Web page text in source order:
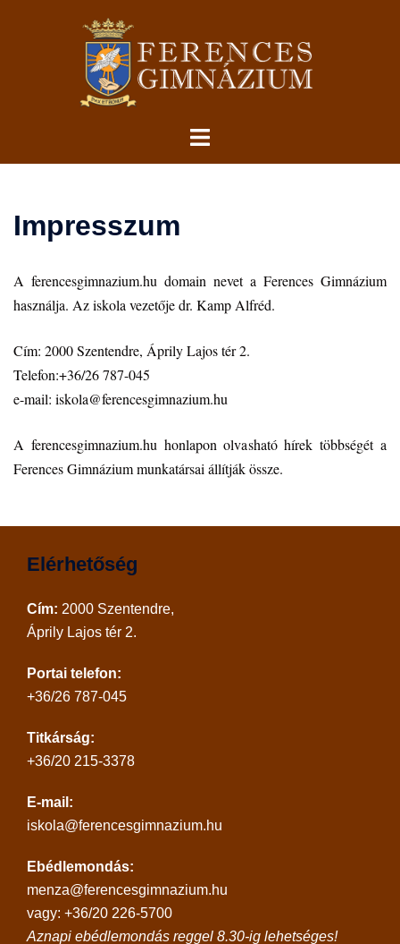
Toggle
Impresszum
A ferencesgimnazium.hu domain nevet a Ferences Gimnázium
használja. Az iskola vezetője dr. Kamp Alfréd.
Cím: 2000 Szentendre, Áprily Lajos tér 2.
Telefon:+36/26 787-045
e-mail: iskola@ferencesgimnazium.hu
A ferencesgimnazium.hu honlapon olvasható hírek többségét a
Ferences Gimnázium munkatársai állítják össze.
Elérhetőség
Cím: 2000 Szentendre,
Áprily Lajos tér 2.
Portai telefon:
+36/26 787-045
Titkárság:
+36/20 215-3378
E-mail:
iskola@ferencesgimnazium.hu
Ebédlemondás:
menza@ferencesgimnazium.hu
vagy: +36/20 226-5700
Aznapi ebédlemondás reggel 8.30-ig lehetséges!